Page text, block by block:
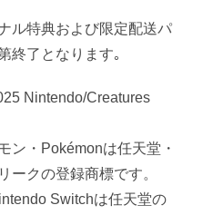
ル特典および限定配送パ
終了となります｡
Nintendo/Creatures
ン・Pokémonは任天堂・
ークの登録商標です。
Switchは任天堂の